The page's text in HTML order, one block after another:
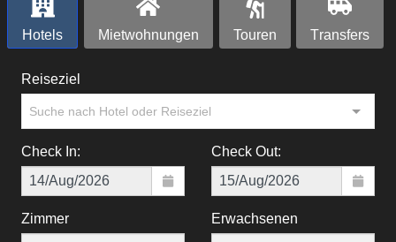
Hotels Mietwohnungen Touren Тransfers
Reiseziel
Suche nach Hotel oder Reiseziel
Check In: Check Out:
Zimmer Erwachsenen